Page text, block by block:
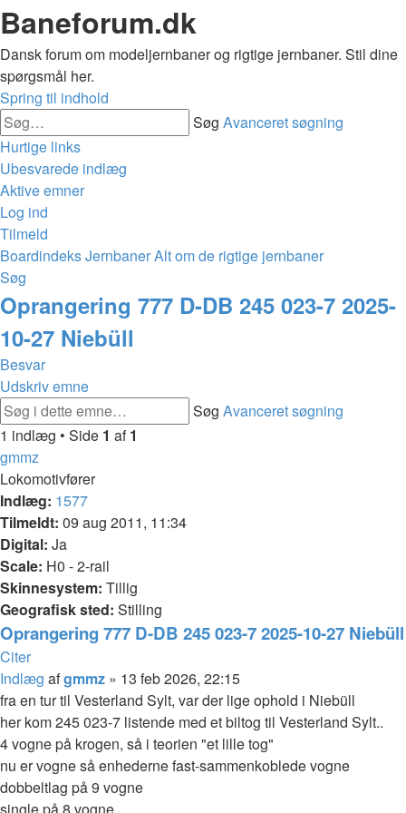
Baneforum.dk
Dansk forum om modeljernbaner og rigtige jernbaner. Stil dine
spørgsmål her.
Spring til indhold
Søg Avanceret søgning
Hurtige links
Ubesvarede indlæg
Aktive emner
Log ind
Tilmeld
BoardindeksJernbanerAlt om de rigtige jernbaner
Søg
Oprangering 777 D-DB 245 023-7 2025-
10-27 Niebüll
Besvar
Udskriv emne
Søg Avanceret søgning
1 indlæg • Side 1 af1
gmmz
Lokomotivfører
Indlæg: 1577
Tilmeldt: 09 aug 2011, 11:34
Digital: Ja
Scale: H0 - 2-rail
Skinnesystem: Tillig
Geografisk sted: Stilling
Oprangering 777 D-DB 245 023-7 2025-10-27 Niebüll
Citer
Indlæg afgmmz » 13 feb 2026, 22:15
fra en tur til Vesterland Sylt, var der lige ophold i Niebüll
her kom 245 023-7 listende med et biltog til Vesterland Sylt..
4 vogne på krogen, så i teorien "et lille tog"
nu er vogne så enhederne fast-sammenkoblede vogne
dobbeltlag på 9 vogne